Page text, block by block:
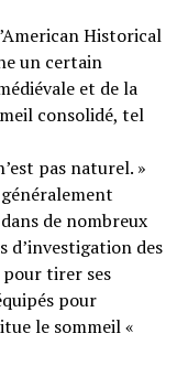
Historical
un certain
et de la
consolidé, tel
pas naturel. »
de nombreux
des
pour tirer ses
pour
le sommeil «